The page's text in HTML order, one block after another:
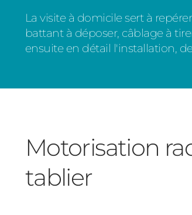
La visite à domicile sert à
battant à déposer, câblage à
ensuite en détail l'installation,
Motorisation
tablier